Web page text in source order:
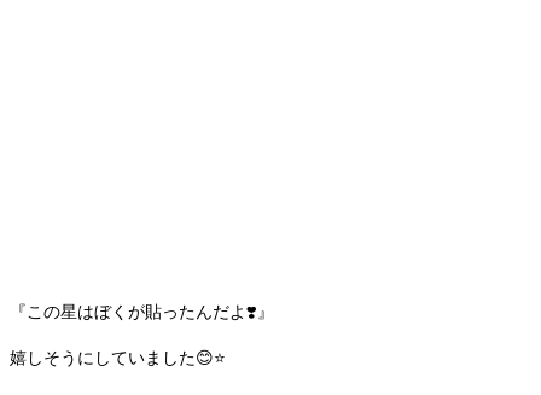
『この星はぼくが貼ったんだよ❣️』
嬉しそうにしていました😊⭐️